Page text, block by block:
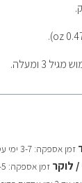
זמן אספקה: 3-7 ימי עסקים
לוקר זמן אספקה: 2-5 ימי עסקים
3 ומעלה.